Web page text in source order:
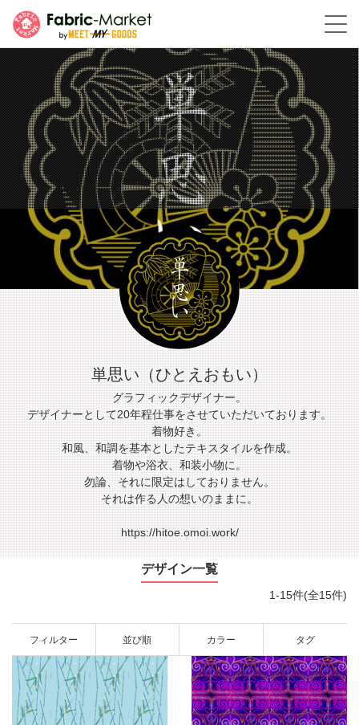
単思い（ひとえおもい）
グラフィックデザイナー。
デザイナーとして20年程仕事をさせていただいております。
着物好き。
和風、和調を基本としたテキスタイルを作成。
着物や浴衣、和装小物に。
勿論、それに限定はしておりません。
それは作る人の想いのままに。
https://hitoe.omoi.work/
デザイン一覧
1-15件(全15件)
フィルター 並び順 カラー タグ